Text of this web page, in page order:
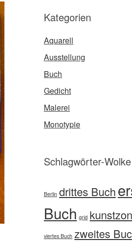
Kategorien
Aquarell
Ausstellung
Buch
Gedicht
Malerei
Monotypie
Schlagwörter-Wolke
Berlin drittes Buch
Buch grid
viertes Buch zweites